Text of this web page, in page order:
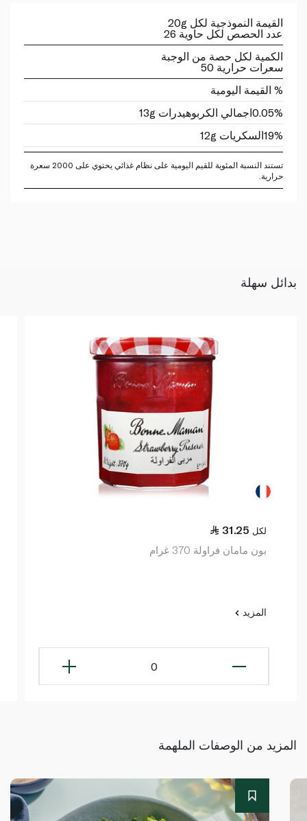
القيمة النموذجية لكل 20g
عدد الحصص لكل حاوية 26
الكمية لكل حصة من الوجبة
سعرات حرارية 50
% القيمة اليومية
اجمالي الكربوهيدرات 13g0.05%
السكريات 12g19%
تستند النسبة المئوية للقيم اليومية على نظام غذائي يحتوي على 2000 سعرة
حرارية.
بدائل سهلة
31.25 لكل
بون مامان فراولة 370 غرام
المزيد
0
المزيد من الوصفات الملهمة